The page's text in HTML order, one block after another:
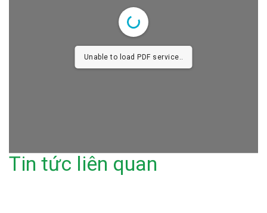
Unable to load PDF service..
Tin tức liên quan